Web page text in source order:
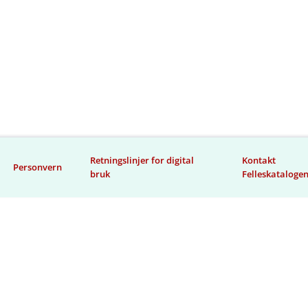
Personvern
Retningslinjer for digital
bruk
Kontakt
Felleskatalogen